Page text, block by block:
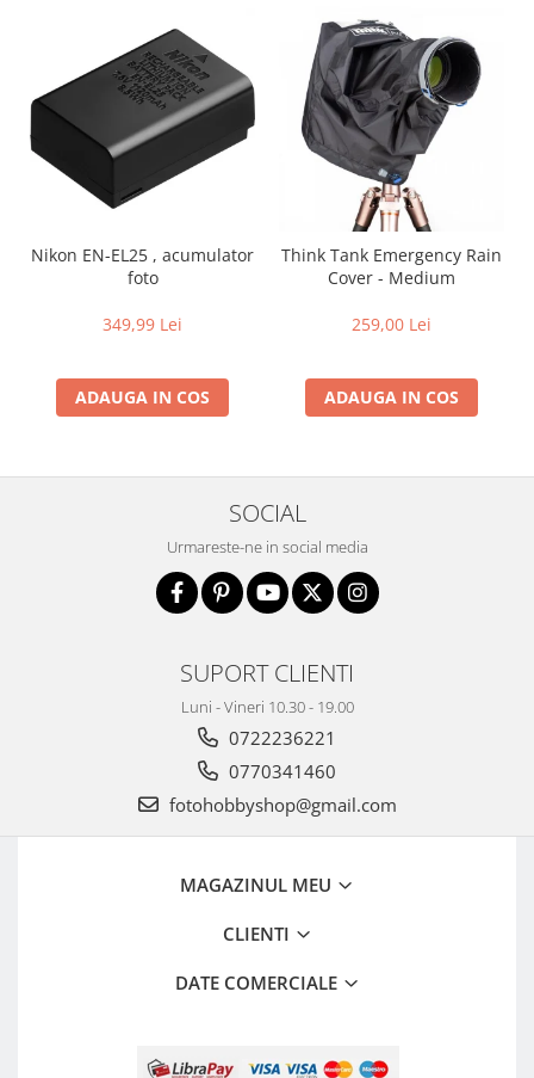
Nikon EN-EL25 , acumulator
foto
349,99 Lei
ADAUGA IN COS
Think Tank Emergency Rain
Cover - Medium
259,00 Lei
ADAUGA IN COS
SOCIAL
Urmareste-ne in social media
SUPORT CLIENTI
Luni - Vineri 10.30 - 19.00
0722236221
0770341460
fotohobbyshop@gmail.com
MAGAZINUL MEU
CLIENTI
DATE COMERCIALE